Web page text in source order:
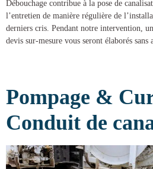
Débouchage contribue à la pose de
l’entretien de manière régulière de
derniers cris. Pendant notre intervention,
devis sur-mesure vous seront élaborés sans
Pompage &
Conduit de